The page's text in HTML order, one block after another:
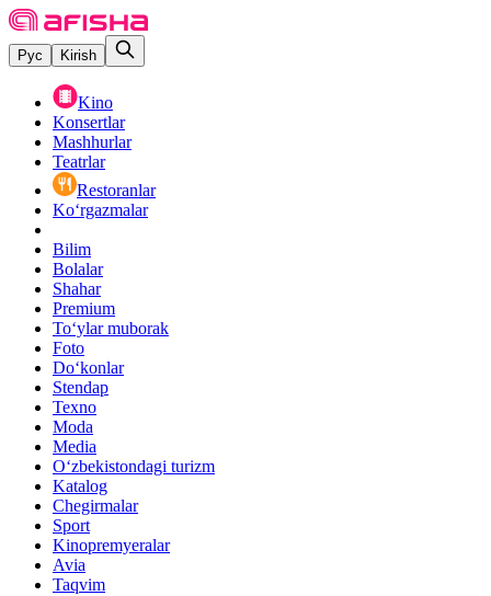
Рус Kirish
Kino
Konsertlar
Mashhurlar
Teatrlar
Restoranlar
Ko‘rgazmalar
Bilim
Bolalar
Shahar
Premium
Toʻylar muborak
Foto
Do‘konlar
Stendap
Texno
Moda
Media
O‘zbekistondagi turizm
Katalog
Chegirmalar
Sport
Kinopremyeralar
Avia
Taqvim